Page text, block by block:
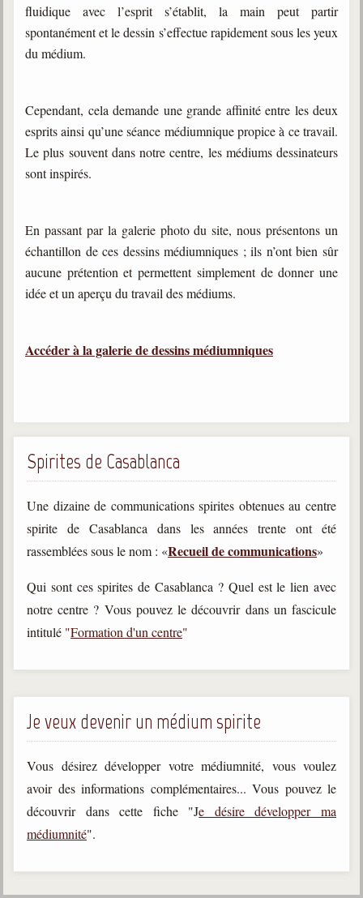
fluidique avec l’esprit s’établit, la main peut partir
spontanément et le dessin s’effectue rapidement sous les yeux
du médium.
Cependant, cela demande une grande affinité entre les deux
esprits ainsi qu’une séance médiumnique propice à ce travail.
Le plus souvent dans notre centre, les médiums dessinateurs
sont inspirés.
En passant par la galerie photo du site, nous présentons un
échantillon de ces dessins médiumniques ; ils n’ont bien sûr
aucune prétention et permettent simplement de donner une
idée et un aperçu du travail des médiums.
Accéder à la galerie de dessins médiumniques
Spirites de Casablanca
Une dizaine de communications spirites obtenues au centre
spirite de Casablanca dans les années trente ont été
rassemblées sous le nom : «Recueil de communications»
Qui sont ces spirites de Casablanca ? Quel est le lien avec
notre centre ? Vous pouvez le découvrir dans un fascicule
intitulé "Formation d'un centre"
Je veux devenir un médium spirite
Vous désirez développer votre médiumnité, vous voulez
avoir des informations complémentaires... Vous pouvez le
découvrir dans cette fiche "Je désire développer ma
médiumnité".